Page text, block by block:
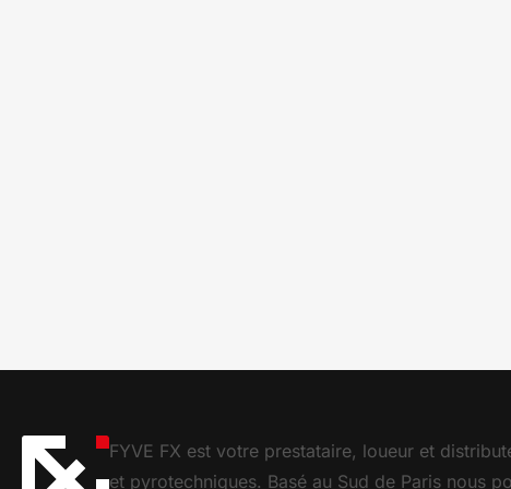
FYVE FX est votre prestataire, loueur et
et pyrotechniques. Basé au Sud de Paris nous